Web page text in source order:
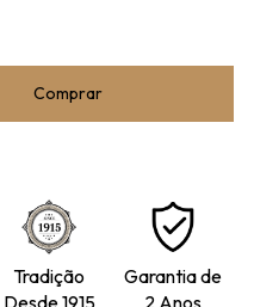
Tradição
Desde 1915
Garantia de
2 Anos